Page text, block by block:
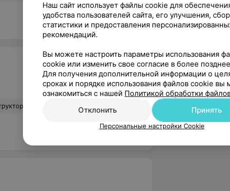
хватает всем. Также радует наличие душевых.
Наш сайт использует файлы cookie для
удобства пользователей сайта, его улучшения,
статистики и предоставления
рекомендаций.
Вы можете настроить параметры использования
cookie или изменить свое согласие в более
Для получения дополнительной информации о
сроках и порядке использования файлов cookie вы
ознакомиться с нашей Политикой обработки
Отклонить
Принять
Персональные настройки Cookie